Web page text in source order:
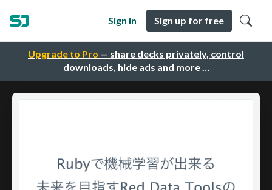
Upgrade to Pro — share decks privately, control
downloads, hide ads and more …
Sign in Sign up for free